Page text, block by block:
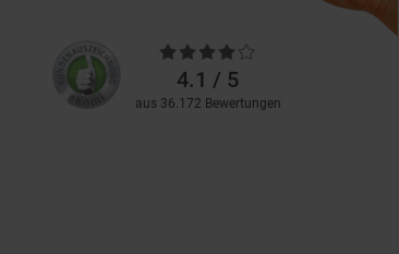
Kundenbewertungen
Bewertungen
4.1 / 5
aus 36.172 Bewertungen